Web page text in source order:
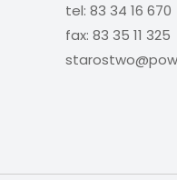
tel: 83 34 16 670
fax: 83 35 11 325